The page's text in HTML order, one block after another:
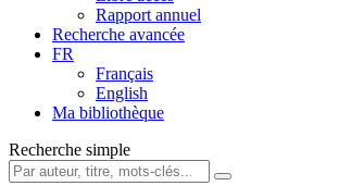
Rapport annuel
Recherche avancée
FR
Français
English
Ma bibliothèque
Recherche simple